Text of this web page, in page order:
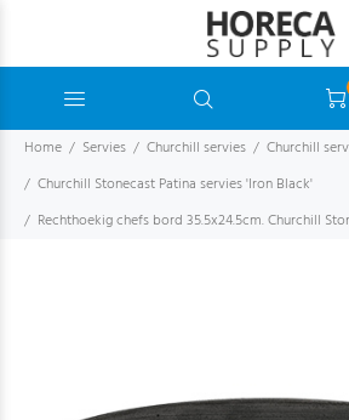
Home Servies Churchill servies
Churchill
Churchill Stonecast Patina servies 'Iron Black'
Rechthoekig chefs bord 35.5x24.5cm. Churchill